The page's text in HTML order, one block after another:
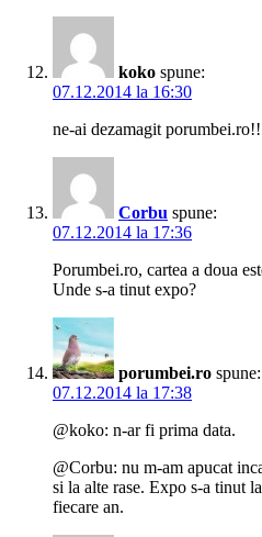
koko spune:
07.12.2014 la 16:30
ne-ai dezamagit
Corbu spune:
07.12.2014 la 17:36
Porumbei.ro, cartea a doua
Unde s-a tinut expo?
porumbei.ro spune:
07.12.2014 la 17:38
@koko: n-ar fi prima data.
@Corbu: nu m-am apucat
si la alte rase. Expo s-a tinut
fiecare an.